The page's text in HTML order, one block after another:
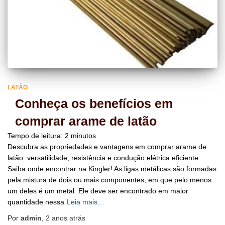
LATÃO
Conheça os benefícios em
comprar arame de latão
Tempo de leitura: 2 minutos
Descubra as propriedades e vantagens em comprar arame de
latão: versatilidade, resistência e condução elétrica eficiente.
Saiba onde encontrar na Kingler! As ligas metálicas são formadas
pela mistura de dois ou mais componentes, em que pelo menos
um deles é um metal. Ele deve ser encontrado em maior
quantidade nessa Leia mais…
Por admin 2 anos atrás